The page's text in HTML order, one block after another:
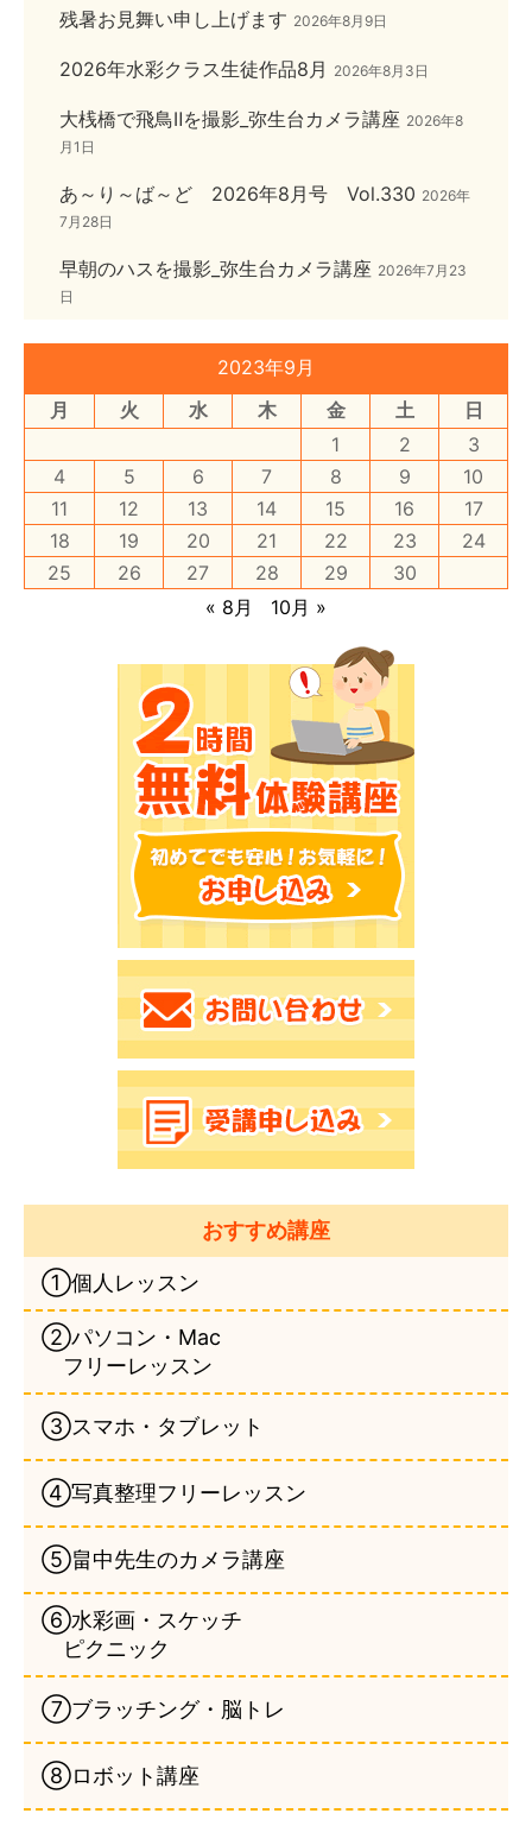
残暑お見舞い申し上げます 2026年8月9日
2026年水彩クラス生徒作品8月 2026年8月3日
大桟橋で飛鳥Ⅱを撮影_弥生台カメラ講座 2026年8
月1日
あ～り～ば～ど 2026年8月号 Vol.330 2026年
7月28日
早朝のハスを撮影_弥生台カメラ講座 2026年7月23
日
2023年9月
月
火 水 木 金 土
日
1
2
3
4
5 6 7 8 9
10
11
12 13 14 15 16
17
18
19 20 21 22 23
24
25
26 27 28 29
30
« 8月
10月 »
おすすめ講座
①個人レッスン
②パソコン・Mac
フリーレッスン
③スマホ・タブレット
④写真整理フリーレッスン
⑤畠中先生のカメラ講座
⑥水彩画・スケッチ
ピクニック
⑦ブラッチング・脳トレ
⑧ロボット講座